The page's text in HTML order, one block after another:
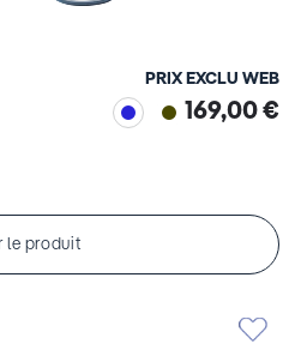
PRIX EXCLU WEB
169,00 €
le produit